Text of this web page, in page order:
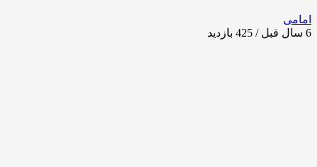
امامی
6 سال قبل / 425
بازدید